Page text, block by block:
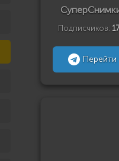
Подписчиков:
Перейти